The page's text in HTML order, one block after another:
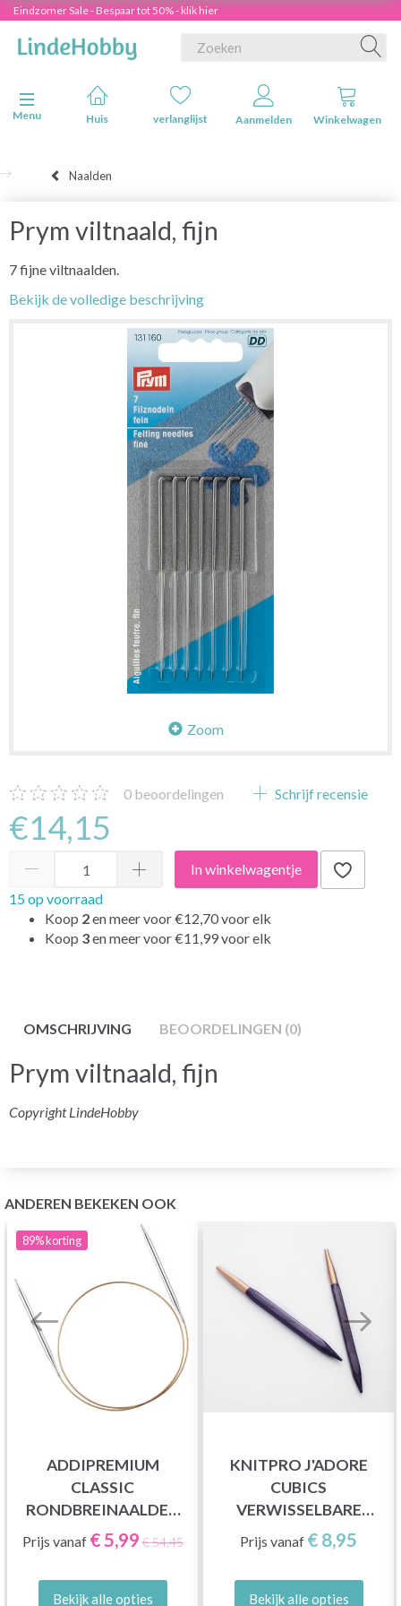
Eindzomer Sale - Bespaar tot 50% - klik hier
Navigatie in-/uitschakelen
Menu
Huis verlanglijst Aanmelden Winkelwagen
Naalden
Prym viltnaald, fijn
7 fijne viltnaalden.
Bekijk de volledige beschrijving
Zoom
0 beoordelingen Schrijf recensie
€14,15
In winkelwagentje
15 op voorraad
Koop 2en meer voor€12,70voor elk
Koop 3en meer voor€11,99voor elk
OMSCHRIJVING BEOORDELINGEN (0)
Prym viltnaald, fijn
Copyright LindeHobby
ANDEREN BEKEKEN OOK
89%korting
ADDIPREMIUM
CLASSIC
RONDBREINAALDEN
(VAST) 40 CM (2.00–
12.00 MM)
Prijs vanaf € 5,99 € 54,45
Bekijk alle opties
KNITPRO J'ADORE
CUBICS
VERWISSELBARE
RONDBREINAALDEN
(4.00-8.00 MM)
Prijs vanaf € 8,95
Bekijk alle opties